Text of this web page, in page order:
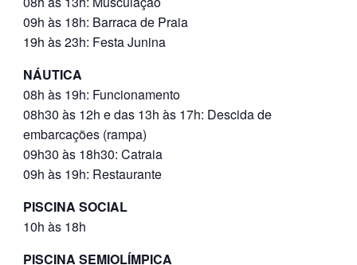
09h às 18h: Barraca de Praia
19h às 23h: Festa Junina
NÁUTICA
08h às 19h: Funcionamento
08h30 às 12h e das 13h às 17h: Descida de
embarcações (rampa)
09h30 às 18h30: Catraia
09h às 19h: Restaurante
PISCINA SOCIAL
10h às 18h
PISCINA SEMIOLÍMPICA